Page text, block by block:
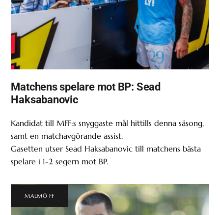
Matchens spelare mot BP: Sead
Haksabanovic
Kandidat till MFF:s snyggaste mål hittills denna säsong,
samt en matchavgörande assist.
Gasetten utser Sead Haksabanovic till matchens bästa
spelare i 1-2 segern mot BP.
MALMÖ FF